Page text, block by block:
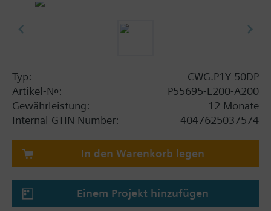
Typ:
CWG.P1Y-50DP
Artikel-Nr.:
P55695-L200-A200
Gewährleistung:
12 Monate
Internal GTIN Number:
4047625037574
In den Warenkorb legen
Einem Projekt hinzufügen